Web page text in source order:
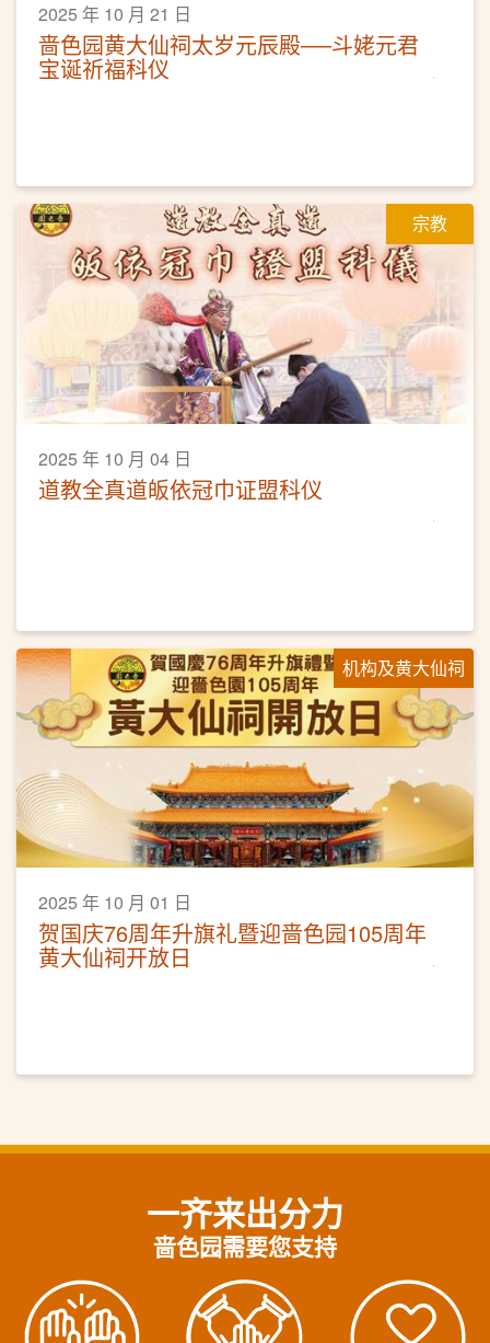
2025 年 10 月 21 日
啬色园黄大仙祠太岁元辰殿──斗姥元君
宝诞祈福科仪
宗教
2025 年 10 月 04 日
道教全真道皈依冠巾证盟科仪
机构及黄大仙祠
2025 年 10 月 01 日
贺国庆76周年升旗礼暨迎啬色园105周年
黄大仙祠开放日
一齐来出分力
啬色园需要您支持